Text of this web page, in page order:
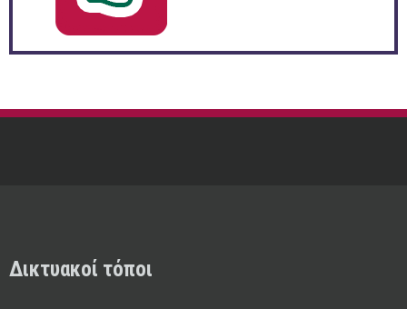
Δικτυακοί τόποι